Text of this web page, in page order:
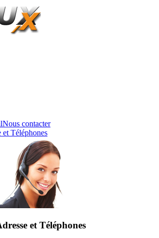
Nous contacter
et Téléphones
et Téléphones